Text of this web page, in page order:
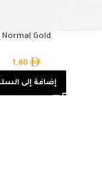
Normal Gold
1,80
إضافة إلى